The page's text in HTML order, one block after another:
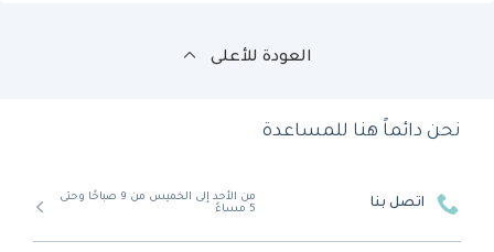
العودة للأعلى
نحن دائماً هنا للمساعدة
اتصل بنا
من الأحد إلى الخميس من 9 صباحًا وحتى
5 مساءً